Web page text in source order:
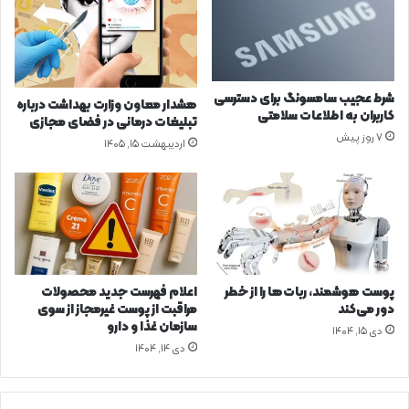
و
ع
ه‌
ن
ط
ب
ی
ن‌
ل
م
ی
م
ش
د
ر
ه
ل
شرط عجیب سامسونگ برای دسترسی
کاربران به اطلاعات سلامتی
7 روز پیش
هشدار معاون وزارت بهداشت درباره
تبلیغات درمانی در فضای مجازی
اردیبهشت ۱۵, ۱۴۰۵
پوست هوشمند، ربات‌ها را از خطر
دور می‌کند
دی ۱۵, ۱۴۰۴
اعلام فهرست جدید محصولات
مراقبت از پوست غیرمجاز از سوی
سازمان غذا و دارو
دی ۱۴, ۱۴۰۴